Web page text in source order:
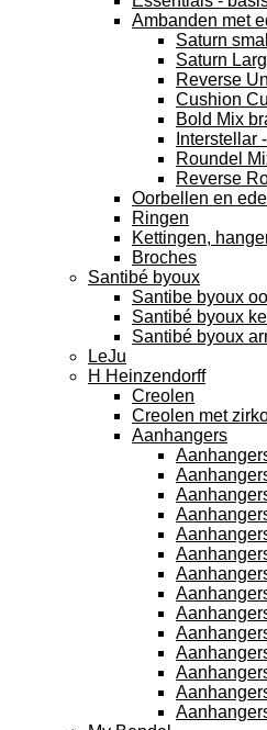
Ambanden met
Saturn
Saturn
Reverse
Cushion
Bold Mix
Interstellar
Roundel
Reverse
Oorbellen en
Ringen
Kettingen,
Broches
Santibé byoux
Santibe byoux
Santibé byoux
Santibé byoux
LeJu
H Heinzendorff
Creolen
Creolen met
Aanhangers